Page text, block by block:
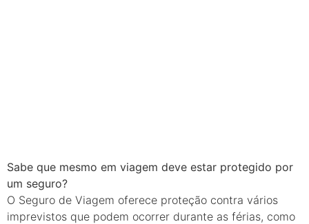
Sabe que mesmo em viagem deve estar protegido por
um seguro?
O Seguro de Viagem oferece proteção contra vários
imprevistos que podem ocorrer durante as férias, como